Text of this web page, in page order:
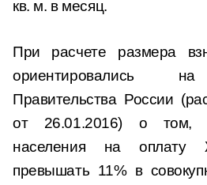
кв. м. в месяц.
При расчете размера
ориентировались
Правительства России
от 26.01.2016) о том,
населения на
превышать 11% в